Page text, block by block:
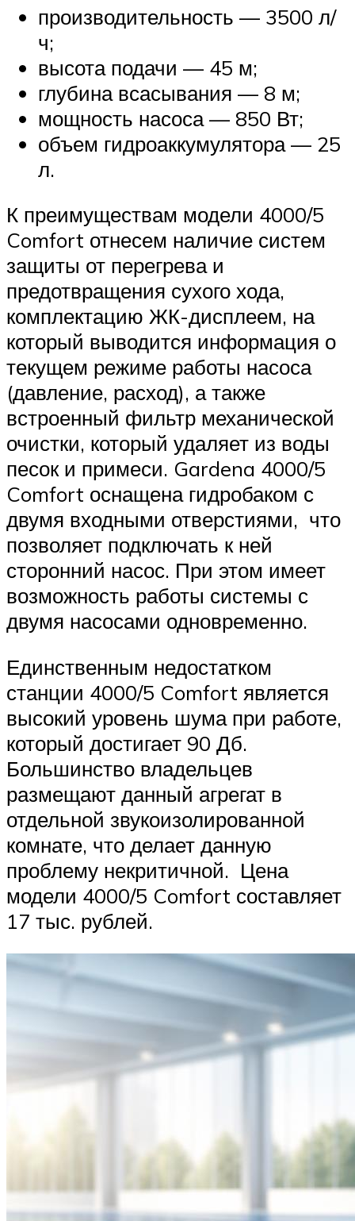
производительность — 3500 л/
ч;
высота подачи — 45 м;
глубина всасывания — 8 м;
мощность насоса — 850 Вт;
объем гидроаккумулятора — 25
л.
К преимуществам модели 4000/5
Comfort отнесем наличие систем
защиты от перегрева и
предотвращения сухого хода,
комплектацию ЖК-дисплеем, на
который выводится информация о
текущем режиме работы насоса
(давление, расход), а также
встроенный фильтр механической
очистки, который удаляет из воды
песок и примеси. Gardena 4000/5
Comfort оснащена гидробаком с
двумя входными отверстиями, что
позволяет подключать к ней
сторонний насос. При этом имеет
возможность работы системы с
двумя насосами одновременно.
Единственным недостатком
станции 4000/5 Comfort является
высокий уровень шума при работе,
который достигает 90 Дб.
Большинство владельцев
размещают данный агрегат в
отдельной звукоизолированной
комнате, что делает данную
проблему некритичной. Цена
модели 4000/5 Comfort составляет
17 тыс. рублей.